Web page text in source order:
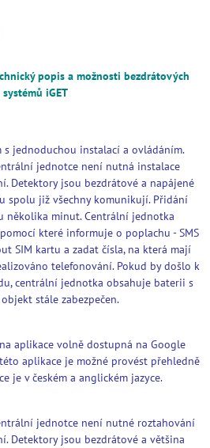
popis a možnosti bezdrátových
iGET
s jednoduchou instalací a ovládáním.
jednotce není nutná instalace
Detektory jsou bezdrátové a napájené
spolu již všechny komunikují. Přidání
několika minut. Centrální jednotka
které informuje o poplachu - SMS
SIM kartu a zadat čísla, na která mají
telefonování. Pokud by došlo k
centrální jednotka obsahuje baterii s
stále zabezpečen.
aplikace volně dostupná na Google
aplikace je možné provést přehledně
je v českém a anglickém jazyce.
jednotce není nutné roztahování
Detektory jsou bezdrátové a většina